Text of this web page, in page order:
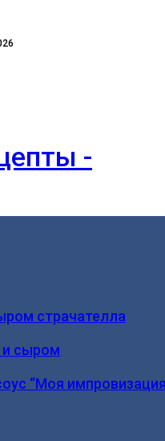
-
страчателла
и сыром
“Моя